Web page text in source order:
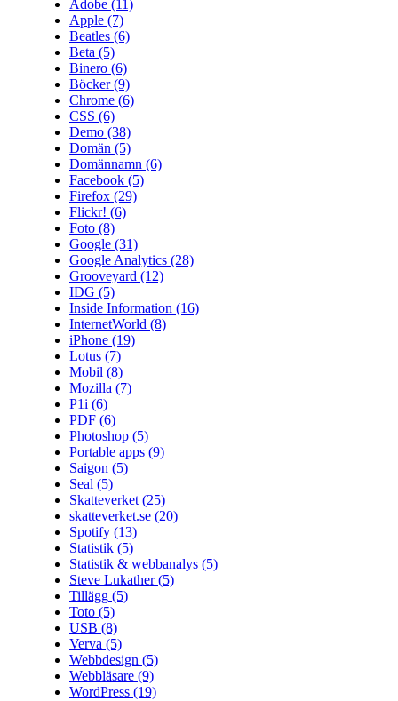
Adobe (11)
Apple (7)
Beatles (6)
Beta (5)
Binero (6)
Böcker(9)
Chrome (6)
CSS (6)
Demo (38)
Domän (5)
Domännamn (6)
Facebook (5)
Firefox (29)
Flickr! (6)
Foto (8)
Google (31)
Google Analytics (28)
Grooveyard (12)
IDG (5)
Inside Information (16)
InternetWorld (8)
iPhone (19)
Lotus (7)
Mobil (8)
Mozilla (7)
P1i (6)
PDF (6)
Photoshop (5)
Portable apps (9)
Saigon (5)
Seal (5)
Skatteverket (25)
skatteverket.se (20)
Spotify (13)
Statistik (5)
Statistik & webbanalys (5)
Steve Lukather(5)
Tillägg (5)
Toto (5)
USB (8)
Verva (5)
Webbdesign (5)
Webbläsare (9)
WordPress (19)